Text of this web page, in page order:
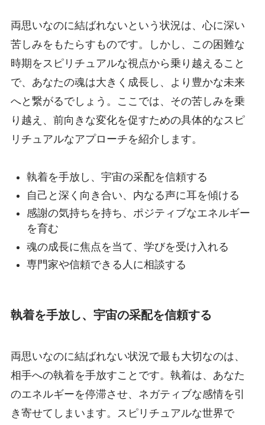
両思いなのに結ばれないという状況は、心に深い
苦しみをもたらすものです。しかし、この困難な
時期をスピリチュアルな視点から乗り越えること
で、あなたの魂は大きく成長し、より豊かな未来
へと繋がるでしょう。ここでは、その苦しみを乗
り越え、前向きな変化を促すための具体的なスピ
リチュアルなアプローチを紹介します。
執着を手放し、宇宙の采配を信頼する
自己と深く向き合い、内なる声に耳を傾ける
感謝の気持ちを持ち、ポジティブなエネルギー
を育む
魂の成長に焦点を当て、学びを受け入れる
専門家や信頼できる人に相談する
執着を手放し、宇宙の采配を信頼する
両思いなのに結ばれない状況で最も大切なのは、
相手への執着を手放すことです。執着は、あなた
のエネルギーを停滞させ、ネガティブな感情を引
き寄せてしまいます。スピリチュアルな世界で